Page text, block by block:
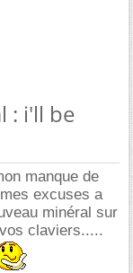
: i'll be
manque de
excuses a
minéral sur
claviers.....